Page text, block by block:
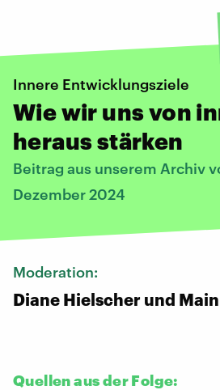
Innere Entwicklungsziele
Wie wir uns von
heraus stärken
Beitrag aus unserem Archiv
Dezember 2024
Moderation:
Diane Hielscher und
Quellen aus der Folge: